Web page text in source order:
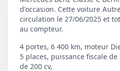
d'occasion. Cette voiture
circulation le 27/06/2025 et
au compteur.
4 portes, 6 400 km, moteur
5 places, puissance fiscale
de 200 cv,